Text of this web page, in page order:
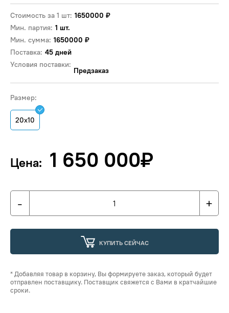
Стоимость за 1 шт: 1650000 ₽
Мин. партия: 1 шт.
Мин. сумма: 1650000 ₽
Поставка: 45 дней
Условия поставки:
Предзаказ
Размер:
20х10
Цена: 1 650 000₽
- +
КУПИТЬ СЕЙЧАС
* Добавляя товар в корзину, Вы формируете заказ, который будет
отправлен поставщику. Поставщик свяжется с Вами в кратчайшие
сроки.